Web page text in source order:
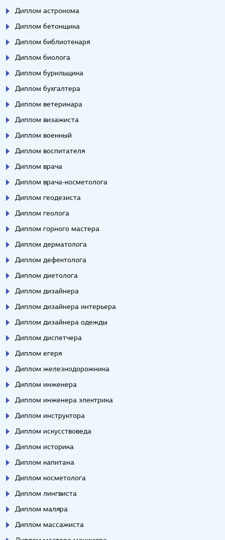
Диплом астронома
Диплом бетонщика
Диплом библиотекаря
Диплом биолога
Диплом бурильщика
Диплом бухгалтера
Диплом ветеринара
Диплом визажиста
Диплом военный
Диплом воспитателя
Диплом врача
Диплом врача-косметолога
Диплом геодезиста
Диплом геолога
Диплом горного мастера
Диплом дерматолога
Диплом дефектолога
Диплом диетолога
Диплом дизайнера
Диплом дизайнера интерьера
Диплом дизайнера одежды
Диплом диспетчера
Диплом егеря
Диплом железнодорожника
Диплом инженера
Диплом инженера электрика
Диплом инструктора
Диплом искусствоведа
Диплом историка
Диплом капитана
Диплом косметолога
Диплом лингвиста
Диплом маляра
Диплом массажиста